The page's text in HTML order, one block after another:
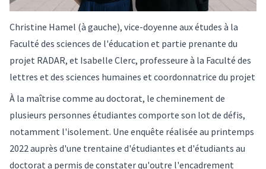
Christine Hamel (à gauche), vice-doyenne aux études à la
Faculté des sciences de l'éducation et partie prenante du
projet RADAR, et Isabelle Clerc, professeure à la Faculté des
lettres et des sciences humaines et coordonnatrice du projet
À la maîtrise comme au doctorat, le cheminement de
plusieurs personnes étudiantes comporte son lot de défis,
notamment l'isolement. Une enquête réalisée au printemps
2022 auprès d'une trentaine d'étudiantes et d'étudiants au
doctorat a permis de constater qu'outre l'encadrement